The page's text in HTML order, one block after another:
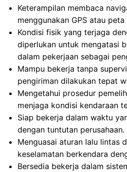
Keterampilan membaca
menggunakan GPS atau
Kondisi fisik yang terjaga
diperlukan untuk mengatasi
dalam pekerjaan sebagai
Mampu bekerja tanpa
pengiriman dilakukan tepat
Mengetahui prosedur
menjaga kondisi kendaraan
Siap bekerja dalam waktu
dengan tuntutan perusahaan.
Menguasai aturan lalu lintas
keselamatan berkendara
Bersedia bekerja dalam